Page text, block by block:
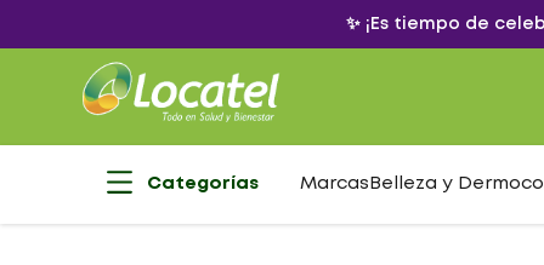
✨ ¡Es tiempo de
Categorías Marcas Belleza y